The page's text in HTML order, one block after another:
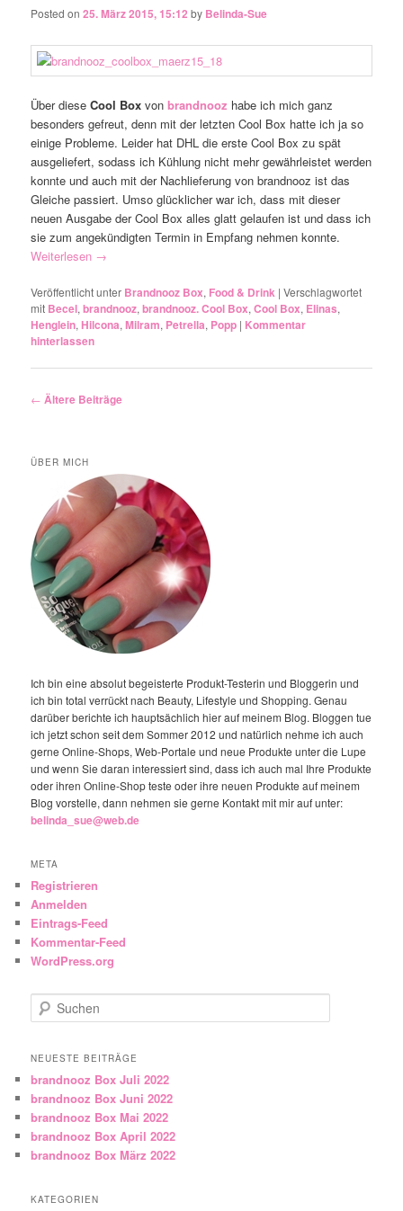
Posted on25. März 2015, 15:12 by Belinda-Sue
Über dieseCool Box vonbrandnooz habe ich mich ganz
besonders gefreut, denn mit der letzten Cool Box hatte ich ja so
einige Probleme. Leider hat DHL die erste Cool Box zu spät
ausgeliefert, sodass ich Kühlung nicht mehr gewährleistet werden
konnte und auch mit der Nachlieferung von brandnooz ist das
Gleiche passiert. Umso glücklicher war ich, dass mit dieser
neuen Ausgabe der Cool Box alles glatt gelaufen ist und dass ich
sie zum angekündigten Termin in Empfang nehmen konnte.
Weiterlesen →
Veröffentlicht unter Brandnooz Box, Food & Drink |Verschlagwortet
mit Becel,brandnooz,brandnooz. Cool Box,Cool Box, Elinas,
Henglein,Hilcona,Milram, Petrella, Popp | Kommentar
hinterlassen
Artikelnavigation
← Ältere Beiträge
ÜBER MICH
Ich bin eine absolut begeisterte Produkt-Testerin und Bloggerin und
ich bin total verrückt nach Beauty, Lifestyle und Shopping. Genau
darüber berichte ich hauptsächlich hier auf meinem Blog. Bloggen tue
ich jetzt schon seit dem Sommer 2012 und natürlich nehme ich auch
gerne Online-Shops, Web-Portale und neue Produkte unter die Lupe
und wenn Sie daran interessiert sind, dass ich auch mal Ihre Produkte
oder ihren Online-Shop teste oder ihre neuen Produkte auf meinem
Blog vorstelle, dann nehmen sie gerne Kontakt mit mir auf unter:
belinda_sue@web.de
META
Registrieren
Anmelden
Eintrags-Feed
Kommentar-Feed
WordPress.org
Suchen
NEUESTE BEITRÄGE
brandnooz Box Juli 2022
brandnooz Box Juni 2022
brandnooz Box Mai 2022
brandnooz Box April 2022
brandnooz Box März 2022
KATEGORIEN